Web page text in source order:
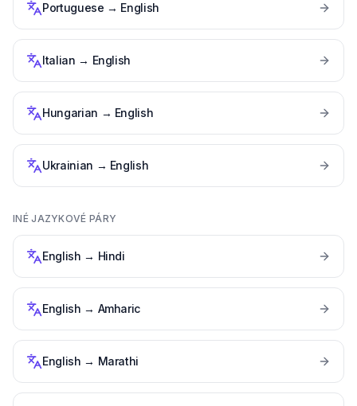
Portuguese → English
Italian → English
Hungarian → English
Ukrainian → English
INÉ JAZYKOVÉ PÁRY
English → Hindi
English → Amharic
English → Marathi